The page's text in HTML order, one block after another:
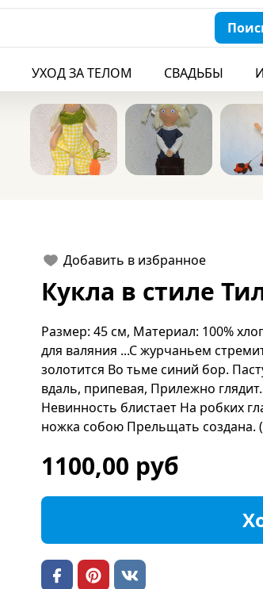
УХОД ЗА ТЕЛОМ СВАДЬБЫ
Добавить в избранное
Кукла в стиле
Размер: 45 см, Материал: 100%
для валяния ...С журчаньем
золотится Во тьме синий бор.
вдаль, припевая, Прилежно
Невинность блистает На робких
ножка собою Прельщать
1100,00 руб